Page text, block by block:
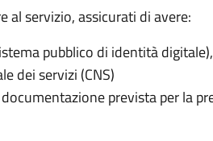
al servizio, assicurati di avere:
pubblico di identità
dei servizi (CNS)
prevista per la